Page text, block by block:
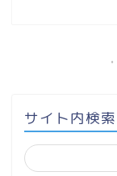
サイト内検索